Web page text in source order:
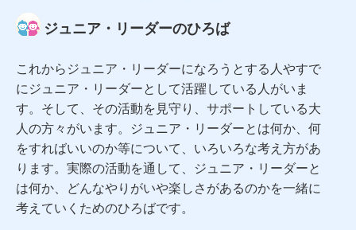
ジュニア・リーダーのひろば
これからジュニア・リーダーになろうとする人やすで
にジュニア・リーダーとして活躍している人がいま
す。そして、その活動を見守り、サポートしている大
人の方々がいます。ジュニア・リーダーとは何か、何
をすればいいのか等について、いろいろな考え方があ
ります。実際の活動を通して、ジュニア・リーダーと
は何か、どんなやりがいや楽しさがあるのかを一緒に
考えていくためのひろばです。